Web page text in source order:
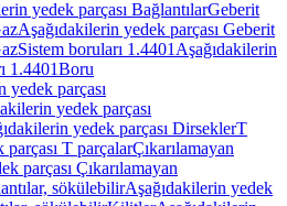
yedek parçası BağlantılarGeberit
Aşağıdakilerin yedek parçası Geberit
Sistem boruları 1.4401 Aşağıdakilerin
1.4401Boru
yedek parçası
yedek parçası
yedek parçası DirseklerT
T parçalarÇıkarılamayan
parçası Çıkarılamayan
sökülebilirAşağıdakilerin yedek